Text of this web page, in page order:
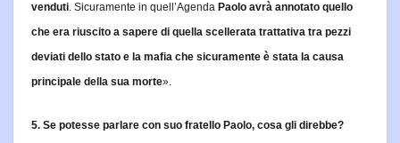
venduti. Sicuramente in quell’Agenda Paolo avrà annotato quello
che era riuscito a sapere di quella scellerata trattativa tra pezzi
deviati dello stato e la mafia che sicuramente è stata la causa
principale della sua morte».
5. Se potesse parlare con suo fratello Paolo, cosa gli direbbe?